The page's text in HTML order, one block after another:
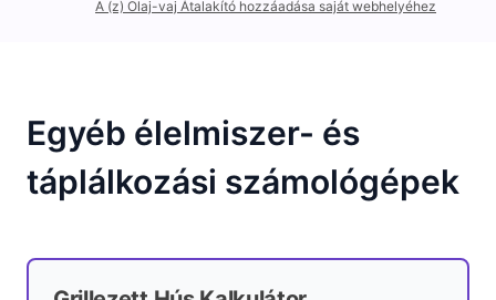
A (z) Olaj-vaj Átalakító hozzáadása saját webhelyéhez
Egyéb élelmiszer- és
táplálkozási számológépek